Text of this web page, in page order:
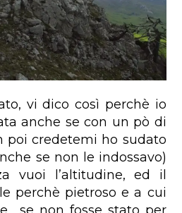
vi dico così perchè io
anche se con un pò di
poi credetemi ho sudato
se non le indossavo)
vuoi l’altitudine, ed il
perchè pietroso e a cui
se non fosse stato per